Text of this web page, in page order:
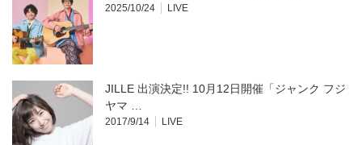
き
ま
す)
い
ウ
ィ
ン
ド
ウ
開
き
ま
す)
2025/10/24 LIVE
JILLE 出演決定!! 10月12日開催「ジャンク フジ
ヤマ …
2017/9/14 LIVE